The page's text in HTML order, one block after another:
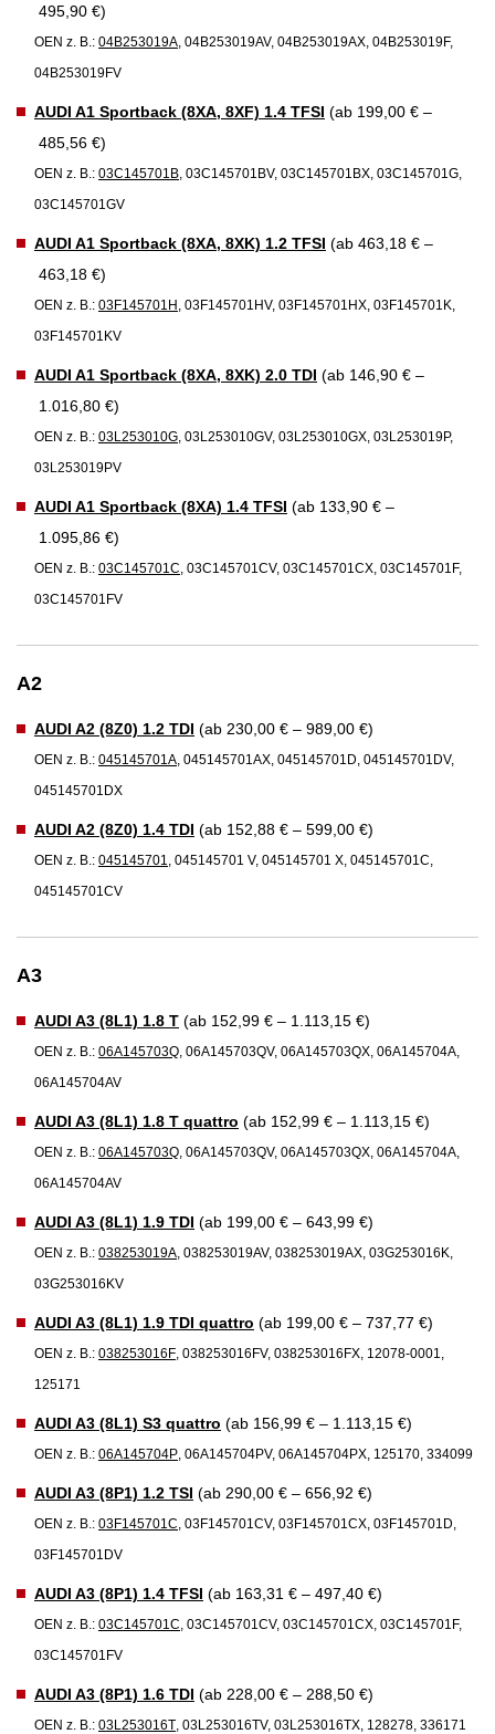
495,90 €)
OEN z. B.: 04B253019A , 04B253019AV, 04B253019AX, 04B253019F,
04B253019FV
AUDI A1 Sportback (8XA, 8XF) 1.4 TFSI (ab 199,00 € –
485,56 €)
OEN z. B.: 03C145701B , 03C145701BV, 03C145701BX, 03C145701G,
03C145701GV
AUDI A1 Sportback (8XA, 8XK) 1.2 TFSI (ab 463,18 € –
463,18 €)
OEN z. B.: 03F145701H , 03F145701HV, 03F145701HX, 03F145701K,
03F145701KV
AUDI A1 Sportback (8XA, 8XK) 2.0 TDI (ab 146,90 € –
1.016,80 €)
OEN z. B.: 03L253010G , 03L253010GV, 03L253010GX, 03L253019P,
03L253019PV
AUDI A1 Sportback (8XA) 1.4 TFSI (ab 133,90 € –
1.095,86 €)
OEN z. B.: 03C145701C , 03C145701CV, 03C145701CX, 03C145701F,
03C145701FV
A2
AUDI A2 (8Z0) 1.2 TDI (ab 230,00 € – 989,00 €)
OEN z. B.: 045145701A , 045145701AX, 045145701D, 045145701DV,
045145701DX
AUDI A2 (8Z0) 1.4 TDI (ab 152,88 € – 599,00 €)
OEN z. B.: 045145701
, 045145701 V, 045145701 X, 045145701C,
045145701CV
A3
AUDI A3 (8L1) 1.8 T (ab 152,99 € – 1.113,15 €)
OEN z. B.: 06A145703Q, 06A145703QV, 06A145703QX, 06A145704A,
06A145704AV
AUDI A3 (8L1) 1.8 T quattro (ab 152,99 € – 1.113,15 €)
OEN z. B.: 06A145703Q, 06A145703QV, 06A145703QX, 06A145704A,
06A145704AV
AUDI A3 (8L1) 1.9 TDI (ab 199,00 € – 643,99 €)
OEN z. B.: 038253019A, 038253019AV, 038253019AX, 03G253016K,
03G253016KV
AUDI A3 (8L1) 1.9 TDI quattro (ab 199,00 € – 737,77 €)
OEN z. B.: 038253016F, 038253016FV, 038253016FX, 12078-0001,
125171
AUDI A3 (8L1) S3 quattro (ab 156,99 € – 1.113,15 €)
OEN z. B.: 06A145704P, 06A145704PV, 06A145704PX, 125170, 334099
AUDI A3 (8P1) 1.2 TSI (ab 290,00 € – 656,92 €)
OEN z. B.: 03F145701C, 03F145701CV, 03F145701CX, 03F145701D,
03F145701DV
AUDI A3 (8P1) 1.4 TFSI (ab 163,31 € – 497,40 €)
OEN z. B.: 03C145701C, 03C145701CV, 03C145701CX, 03C145701F,
03C145701FV
AUDI A3 (8P1) 1.6 TDI (ab 228,00 € – 288,50 €)
OEN z. B.: 03L253016T, 03L253016TV, 03L253016TX, 128278, 336171